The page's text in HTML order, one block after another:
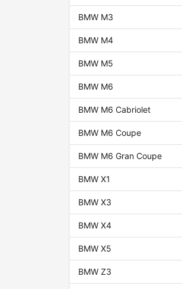
BMW M3
BMW M4
BMW M5
BMW M6
BMW M6 Cabriolet
BMW M6 Coupe
BMW M6 Gran Coupe
BMW X1
BMW X3
BMW X4
BMW X5
BMW Z3